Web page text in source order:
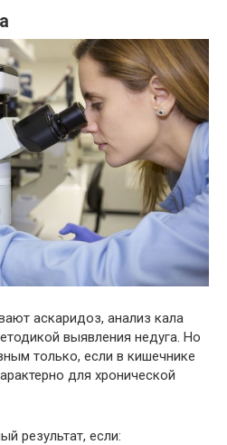
аскаридоз, анализ кала
выявления недуга. Но
только, если в кишечнике
для хронической
результат, если: